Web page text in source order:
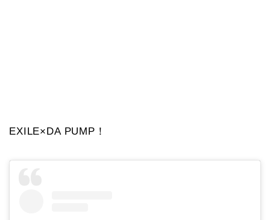
EXILE×DA PUMP！